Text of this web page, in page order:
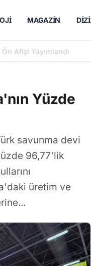
MAGAZIN DIZI
Afişi Yayımlandı
Yüzde
savunma devi
96,77'lik
üretim ve